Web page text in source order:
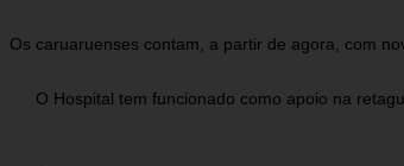
Os caruaruenses contam, a partir de agora, com
O Hospital tem funcionado como apoio na